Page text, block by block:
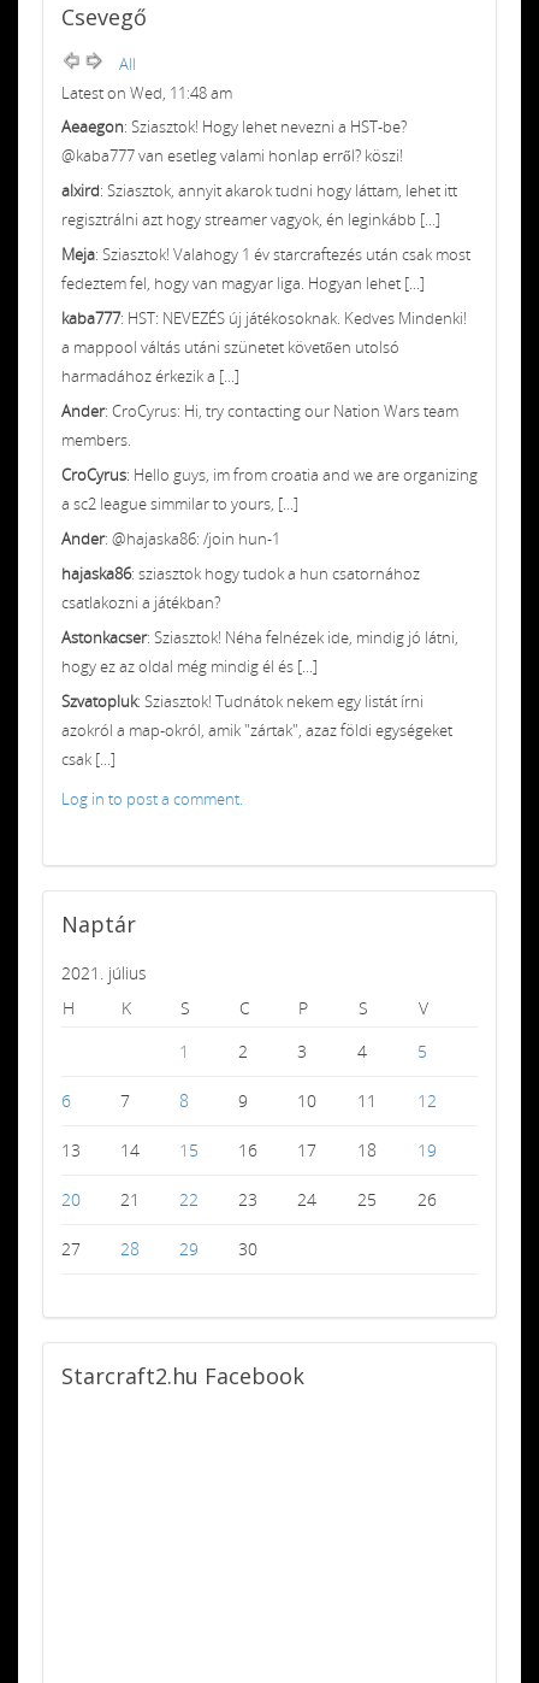
Csevegő
All
Latest on Wed, 11:48 am
Aeaegon: Sziasztok! Hogy lehet nevezni a HST-be?
@kaba777 van esetleg valami honlap erről? köszi!
alxird: Sziasztok, annyit akarok tudni hogy láttam, lehet itt
regisztrálni azt hogy streamer vagyok, én leginkább [...]
Meja: Sziasztok! Valahogy 1 év starcraftezés után csak most
fedeztem fel, hogy van magyar liga. Hogyan lehet [...]
kaba777: HST: NEVEZÉS új játékosoknak. Kedves Mindenki!
a mappool váltás utáni szünetet követően utolsó
harmadához érkezik a [...]
Ander: CroCyrus: Hi, try contacting our Nation Wars team
members.
CroCyrus: Hello guys, im from croatia and we are organizing
a sc2 league simmilar to yours, [...]
Ander: @hajaska86: /join hun-1
hajaska86: sziasztok hogy tudok a hun csatornához
csatlakozni a játékban?
Astonkacser: Sziasztok! Néha felnézek ide, mindig jó látni,
hogy ez az oldal még mindig él és [...]
Szvatopluk: Sziasztok! Tudnátok nekem egy listát írni
azokról a map-okról, amik "zártak", azaz földi egységeket
csak [...]
Log in to post a comment.
Naptár
2021. július
H
K S C P S
V
1
2 3 4 5
6 7 8 9 10 11 12
13 14 15 16 17 18 19
20 21 22 23 24 25 26
27 28 29 30
Starcraft2.hu Facebook